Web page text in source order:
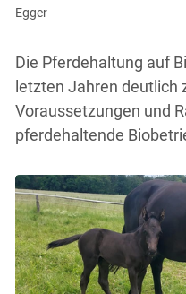
Egger
Die Pferdehaltung auf
letzten Jahren deutlich
Voraussetzungen und
pferdehaltende